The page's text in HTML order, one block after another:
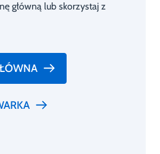
główną lub skorzystaj z